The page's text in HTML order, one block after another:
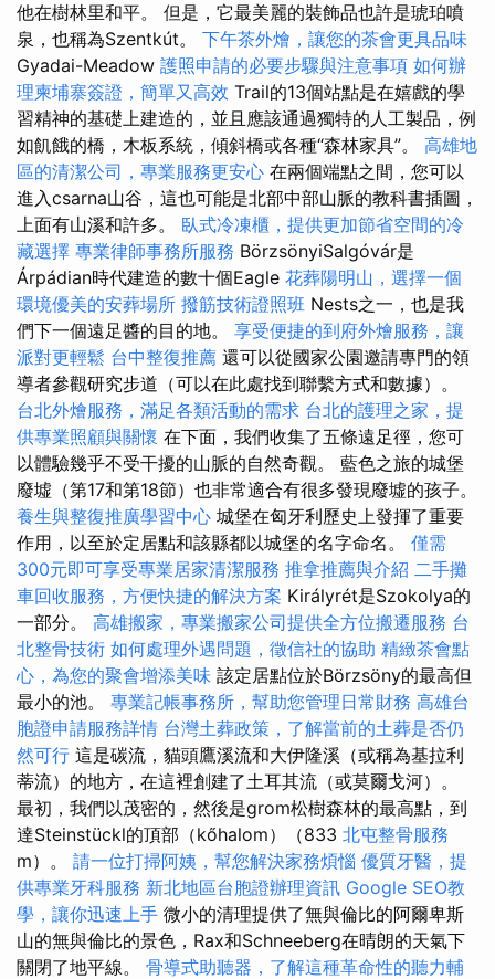
他在樹林里和平。 但是，它最美麗的裝飾品也許是琥珀噴
泉，也稱為Szentkút。 下午茶外燴，讓您的茶會更具品味
Gyadai-Meadow 護照申請的必要步驟與注意事項 如何辦
理柬埔寨簽證，簡單又高效 Trail的13個站點是在嬉戲的學
習精神的基礎上建造的，並且應該通過獨特的人工製品，例
如飢餓的橋，木板系統，傾斜橋或各種“森林家具”。 高雄地
區的清潔公司，專業服務更安心 在兩個端點之間，您可以
進入csarna山谷，這也可能是北部中部山脈的教科書插圖，
上面有山溪和許多。 臥式冷凍櫃，提供更加節省空間的冷
藏選擇 專業律師事務所服務 BörzsönyiSalgóvár是
Árpádian時代建造的數十個Eagle 花葬陽明山，選擇一個
環境優美的安葬場所 撥筋技術證照班 Nests之一，也是我
們下一個遠足醬的目的地。 享受便捷的到府外燴服務，讓
派對更輕鬆 台中整復推薦 還可以從國家公園邀請專門的領
導者參觀研究步道（可以在此處找到聯繫方式和數據）。
台北外燴服務，滿足各類活動的需求 台北的護理之家，提
供專業照顧與關懷 在下面，我們收集了五條遠足徑，您可
以體驗幾乎不受干擾的山脈的自然奇觀。 藍色之旅的城堡
廢墟（第17和第18節）也非常適合有很多發現廢墟的孩子。
養生與整復推廣學習中心 城堡在匈牙利歷史上發揮了重要
作用，以至於定居點和該縣都以城堡的名字命名。 僅需
300元即可享受專業居家清潔服務 推拿推薦與介紹 二手攤
車回收服務，方便快捷的解決方案 Királyrét是Szokolya的
一部分。 高雄搬家，專業搬家公司提供全方位搬遷服務 台
北整骨技術 如何處理外遇問題，徵信社的協助 精緻茶會點
心，為您的聚會增添美味 該定居點位於Börzsöny的最高但
最小的池。 專業記帳事務所，幫助您管理日常財務 高雄台
胞證申請服務詳情 台灣土葬政策，了解當前的土葬是否仍
然可行 這是碳流，貓頭鷹溪流和大伊隆溪（或稱為基拉利
蒂流）的地方，在這裡創建了土耳其流（或莫爾戈河）。
最初，我們以茂密的，然後是grom松樹森林的最高點，到
達Steinstückl的頂部（kőhalom）（833 北屯整骨服務
m）。 請一位打掃阿姨，幫您解決家務煩惱 優質牙醫，提
供專業牙科服務 新北地區台胞證辦理資訊 Google SEO教
學，讓你迅速上手 微小的清理提供了無與倫比的阿爾卑斯
山的無與倫比的景色，Rax和Schneeberg在晴朗的天氣下
關閉了地平線。 骨導式助聽器，了解這種革命性的聽力輔